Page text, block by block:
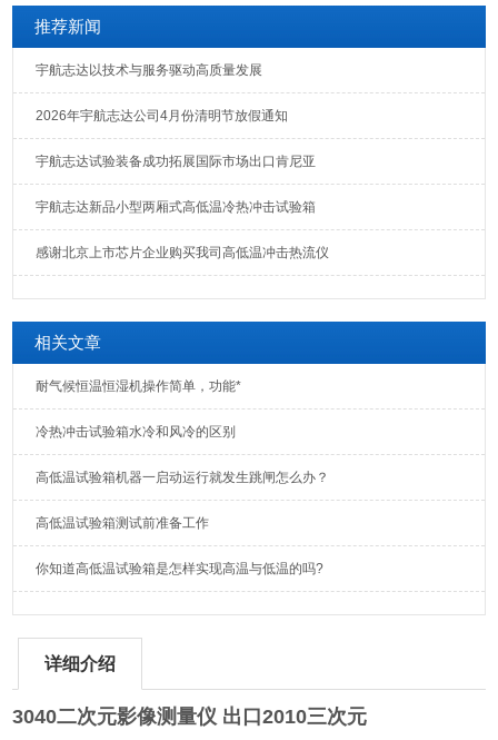
推荐新闻
宇航志达以技术与服务驱动高质量发展
2026年宇航志达公司4月份清明节放假通知
宇航志达试验装备成功拓展国际市场出口肯尼亚
宇航志达新品小型两厢式高低温冷热冲击试验箱
感谢北京上市芯片企业购买我司高低温冲击热流仪
相关文章
耐气候恒温恒湿机操作简单，功能*
冷热冲击试验箱水冷和风冷的区别
高低温试验箱机器一启动运行就发生跳闸怎么办？
高低温试验箱测试前准备工作
你知道高低温试验箱是怎样实现高温与低温的吗?
详细介绍
3040二次元影像测量仪 出口2010三次元